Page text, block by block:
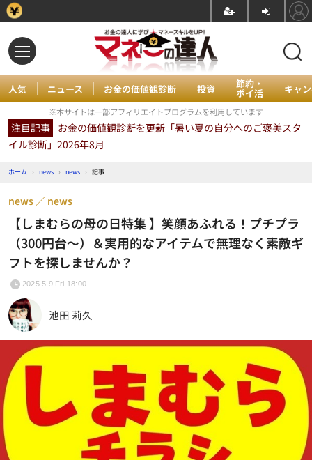
人気 ニュース お金の価値観診断 投資 節約・
ポイ活 キャ
※本サイトは一部アフィリエイトプログラムを利用しています
注目記事 お金の価値観診断を更新「暑い夏の自分へのご褒美スタ
イル診断」2026年8月
ホーム › news › news › 記事
【しまむらの母の日特集 】笑顔あふれる！プチプラ
（300円台～）＆実用的なアイテムで無理なく素敵ギ
フトを探しませんか？
news news
2025.5.9 Fri 18:00
池田 莉久